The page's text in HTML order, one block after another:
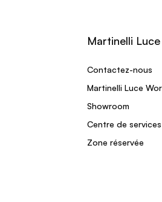
Martinelli Luce
Contactez-nous
Martinelli Luce
Showroom
Centre de services
Zone réservée